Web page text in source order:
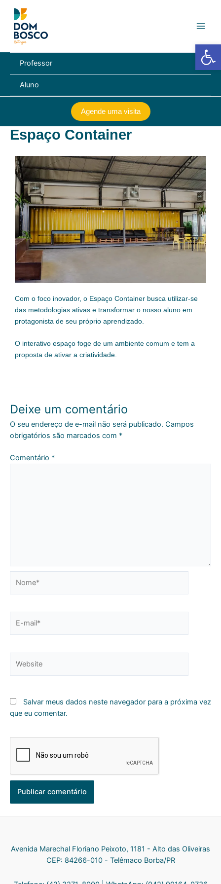
para
conteúdo
Professor
Aluno
Agende uma visita
Espaço Container
Com o foco inovador, o Espaço Container busca utilizar-se
das metodologias ativas e transformar o nosso aluno em
protagonista de seu próprio aprendizado.
O interativo espaço foge de um ambiente comum e tem a
proposta de ativar a criatividade.
Deixe um comentário
O seu endereço de e-mail não será publicado. Campos
obrigatórios são marcados com *
Comentário *
mail*
Salvar meus dados neste navegador para a próxima vez
que eu comentar.
Avenida Marechal Floriano Peixoto, 1181 - Alto das Oliveiras
CEP: 84266-010 - Telêmaco Borba/PR
Barra de